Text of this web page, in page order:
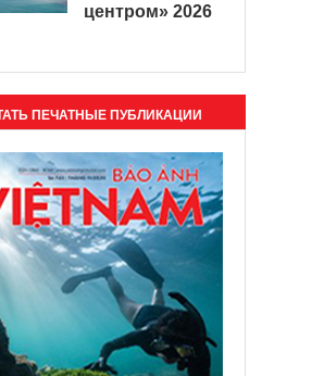
центром» 2026
ПЕЧАТНЫЕ ПУБЛИКАЦИИ